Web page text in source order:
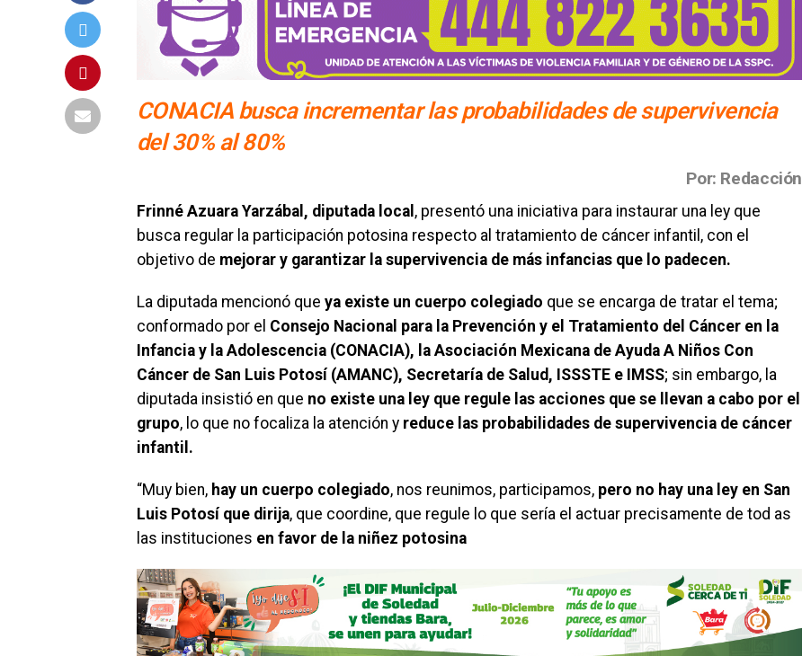
CONACIA busca incrementar las probabilidades de supervivencia
del 30% al 80%
Por: Redacción
Frinné Azuara Yarzábal, diputada local , presentó una iniciativa para instaurar una ley que
busca regular la participación potosina respecto al tratamiento de cáncer infantil, con el
objetivo de mejorar y garantizar la supervivencia de más infancias que lo padecen.
La diputada mencionó que ya existe un cuerpo colegiado que se encarga de tratar el tema;
conformado por el Consejo Nacional para la Prevención y el Tratamiento del Cáncer en la
Infancia y la Adolescencia (CONACIA), la Asociación Mexicana de Ayuda A Niños Con
Cáncer de San Luis Potosí (AMANC), Secretaría de Salud, ISSSTE e IMSS; sin embargo, la
diputada insistió en que no existe una ley que regule las acciones que se llevan a cabo por el
grupo, lo que no focaliza la atención y reduce las probabilidades de supervivencia de cáncer
infantil.
“Muy bien, hay un cuerpo colegiado, nos reunimos, participamos, pero no hay una ley en San
Luis Potosí que dirija, que coordine, que regule lo que sería el actuar precisamente de tod as
las instituciones en favor de la niñez potosina